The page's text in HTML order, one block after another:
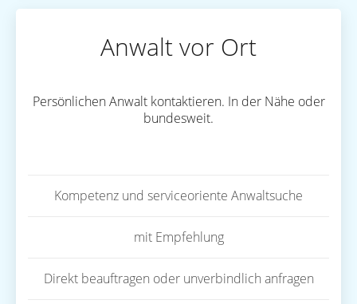
Anwalt vor Ort
Persönlichen Anwalt kontaktieren. In der Nähe oder
bundesweit.
Kompetenz und serviceoriente Anwaltsuche
mit Empfehlung
Direkt beauftragen oder unverbindlich anfragen